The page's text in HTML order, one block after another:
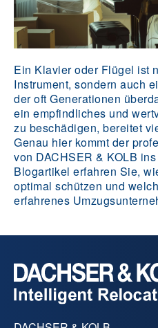
Ein Klavier oder Flügel ist
Instrument, sondern auch
der oft Generationen
ein empfindliches und
zu beschädigen, bereitet
Genau hier kommt der
von DACHSER & KOLB
Blogartikel erfahren Sie,
optimal schützen und
erfahrenes